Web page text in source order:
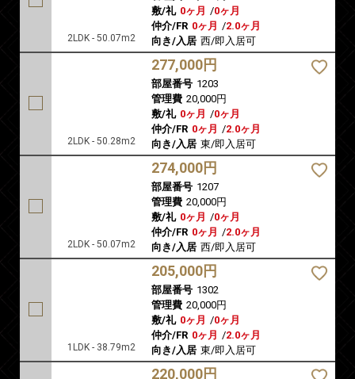
2LDK - 50.07m2
敷/礼 0ヶ月 /0ヶ月
仲介/FR 0ヶ月 /2.0ヶ月
向き/入居 西/即入居可
2LDK - 50.28m2
277,000円
部屋番号 1203
管理費 20,000円
敷/礼 0ヶ月 /0ヶ月
仲介/FR 0ヶ月 /2.0ヶ月
向き/入居 東/即入居可
2LDK - 50.07m2
274,000円
部屋番号 1207
管理費 20,000円
敷/礼 0ヶ月 /0ヶ月
仲介/FR 0ヶ月 /2.0ヶ月
向き/入居 西/即入居可
1LDK - 38.79m2
205,000円
部屋番号 1302
管理費 20,000円
敷/礼 0ヶ月 /0ヶ月
仲介/FR 0ヶ月 /2.0ヶ月
向き/入居 東/即入居可
220,000円